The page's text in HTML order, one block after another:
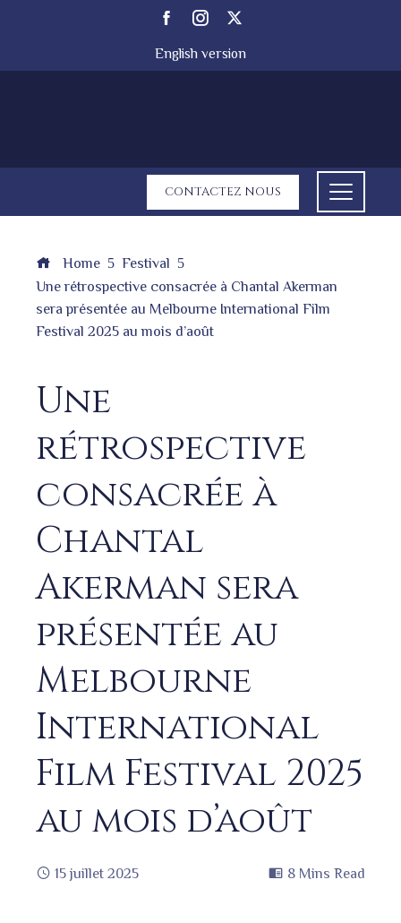
English version
CONTACTEZ NOUS
Home
Festival
Une rétrospective consacrée à Chantal Akerman
sera présentée au Melbourne International Film
Festival 2025 au mois d’août
Une
rétrospective
consacrée à
Chantal
Akerman sera
présentée au
Melbourne
International
Film Festival 2025
au mois d’août
15 juillet 2025 8 Mins Read